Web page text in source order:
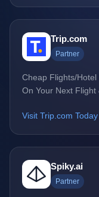
Trip.com
Partner
Cheap Flights/
On Your Next Flight
Visit Trip.com
Spiky.ai
Partner